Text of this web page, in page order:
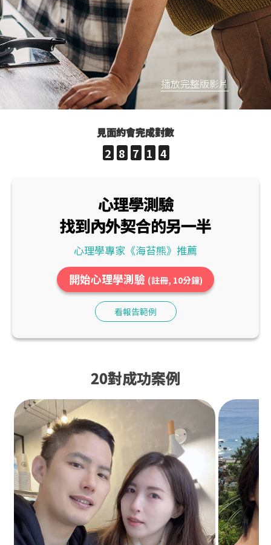
播放完整版影片
見面約會完成對數
2 8 7 1 4
心理學測驗
找到內外契合的另一半
心理學專家《海苔熊》推薦
開始心理學測驗 (註冊, 10分鐘)
看報告範例
20對成功案例